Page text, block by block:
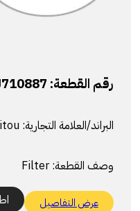
رقم القطعة:
البراند/العلامة التجارية:
وصف القطعة:Filter
عرض التفاصيل